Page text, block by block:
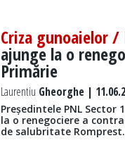
Criza gunoaielor /
ajunge la o
Primărie
Laurentiu Gheorghe |
Președintele PNL Sector
la o renegociere a
de salubritate Romprest.